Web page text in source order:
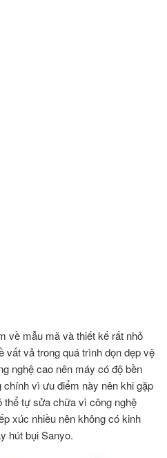
về mẫu mã và thiết kế rất nhỏ
vất vả trong quá trình dọn dẹp vệ
nghệ cao nên máy có độ bền
vì ưu điểm này nên khi gặp
tự sửa chữa vì công nghệ
xúc nhiều nên không có kinh
hút bụi Sanyo.